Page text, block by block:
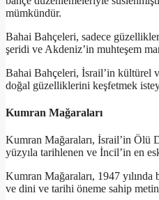
mümkündür.
Bahai Bahçeleri, sadece
şeridi ve Akdeniz’in muhteşem
Bahai Bahçeleri, İsrail’in kültürel
doğal güzelliklerini keşfetmek
Kumran Mağaraları
Kumran Mağaraları, İsrail’in Ölü
yüzyıla tarihlenen ve İncil’in en
Kumran Mağaraları, 1947 yılında
ve dini ve tarihi öneme sahip